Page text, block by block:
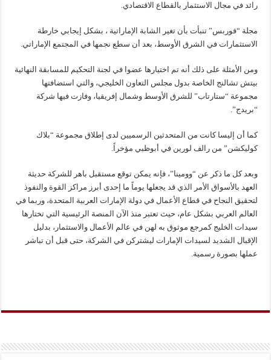
رائد في مجال الاستثمار بالقطاع الاقتصادي.
مجلة “فوربس” تنبأت بأن تغير الشابة الإماراتية ، بشكل إيجابي خارطة
الاستثمارات في الشرق الأوسط، بعد أن سطع نجمها في المجتمع الإماراتي.
ومن الأمثلة على ذلك أنه تم اختيارها عضوا في لجنة التحكيم للمسابقة النهائية
بيتش تشالنج الخاصة بدول مجلس التعاون الخليجي، والتي استضافتها
مجموعة “ستارتاب” للشرق الأوسط وشمال إفريقيا، وفازت فيها شركة
“بريدج”.
كما أن إليسا كانت من المتحدثين الرسميين لدى إطلاق مجموعة “بلاك
كوليكشن” من رالف لورين في أبوظبي مؤخراً.
وبعد كل ما ذكر عن “وومينا”، فإنه يمكن توقع مستقبل باهر للشركة حديثة
العهد بالأسواق الأمر الذي قد يجعلها يوماً ما إحدى أبرز مراكز القوة والنفوذ
لتحقيق النجاح في قطاع الأعمال في دولة الإمارات العربية المتحدة، وربما في
العالم العربي بشكل عام، حيث تعتبر منذ الآن المنصة الرئيسية التي تختارها
سيدات الخليج كمرجع موثوق به لهن في عالم الأعمال والاستثمار، بدليل
الإقبال الشديد لسيدات الإمارات ليشتركن في الشركة، حتى قبل أن تباشر
عملها بصورة رسمية.